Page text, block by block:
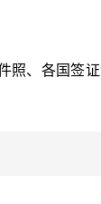
照、各国签